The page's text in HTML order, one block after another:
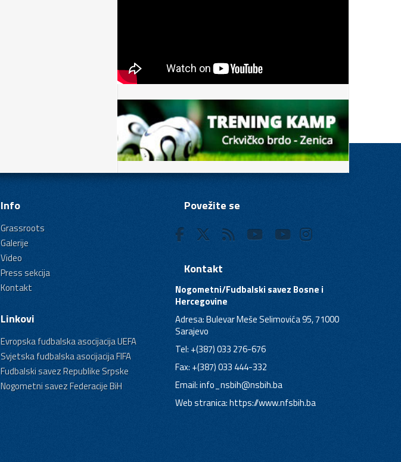
Info
Grassroots
Galerije
Video
Press sekcija
Kontakt
Linkovi
Evropska fudbalska asocijacija UEFA
Svjetska fudbalska asocijacija FIFA
Fudbalski savez Republike Srpske
Nogometni savez Federacije BiH
Povežite se
Kontakt
Nogometni/Fudbalski savez Bosne i
Hercegovine
Adresa: Bulevar Meše Selimovića 95, 71000
Sarajevo
Tel: +(387) 033 276-676
Fax: +(387) 033 444-332
Email:info_nsbih@nsbih.ba
Web stranica: https://www.nfsbih.ba